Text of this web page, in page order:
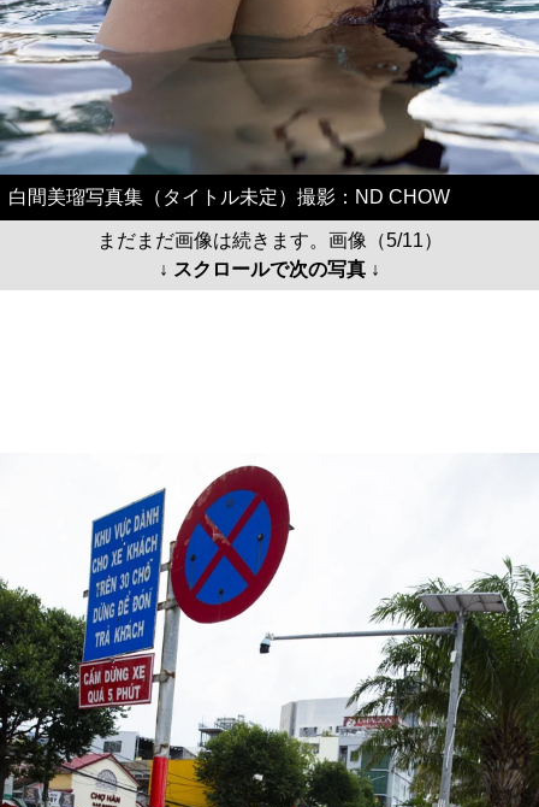
白間美瑠写真集（タイトル未定）撮影：ND CHOW
まだまだ画像は続きます。画像（5/11）
↓ スクロールで次の写真 ↓